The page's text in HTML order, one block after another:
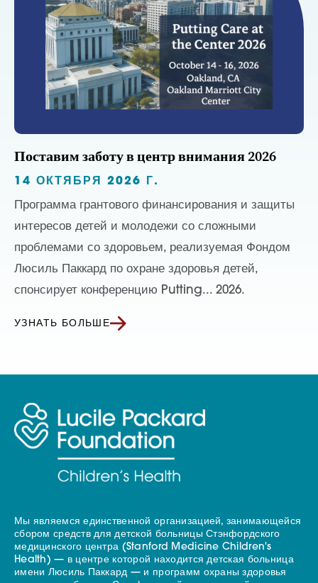
Поставим заботу в центр внимания 2026
14 ОКТЯБРЯ 2026 Г.
Программа грантового финансирования и защиты
интересов детей и молодежи со сложными
проблемами со здоровьем, реализуемая Фондом
Люсиль Паккард по охране здоровья детей,
спонсирует конференцию Putting... 2026.
УЗНАТЬ БОЛЬШЕ
Мы являемся единственной организацией, занимающейся
сбором средств для детской больницы Стэнфордского
медицинского центра (Stanford Medicine Children's
Health) — в центре которой находится детская больница
имени Люсиль Паккард — и программ охраны здоровья